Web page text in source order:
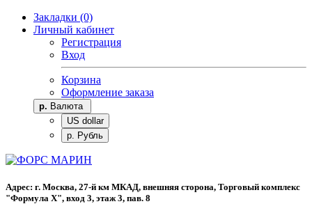
Закладки (0)
Личный кабинет
Регистрация
Вход
Корзина
Оформление заказа
р. Валюта
US dollar
р. Рубль
Адрес: г. Москва, 27-й км МКАД, внешняя сторона, Торговый комплекс
"Формула Х", вход 3, этаж 3, пав. 8